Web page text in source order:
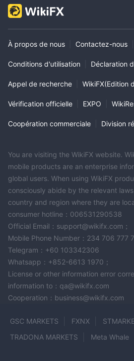
À propos de nous Contactez-nous
Conditions d'utilisation Déclaration
Appel de recherche WikiFX(Edition
Vérification officielle EXPO
Coopération commerciale Division
You are visiting the WikiFX website.
mobile products are an enterprise
global users. When using WikiFX
consciously abide by the relevant
country and region where they are
consumer hotline：006531290538
Official Email：support@wikifx.com；
Mobile Phone Number：234 706 777
Telegram：+60 103342306
Whatsapp：+852-6613 1970；
License or other information error
information to：qa@wikifx.com
Cooperation：business@wikifx.com
GSC MARKETS FXNX
TRADONA MARKETS
Meta Whale